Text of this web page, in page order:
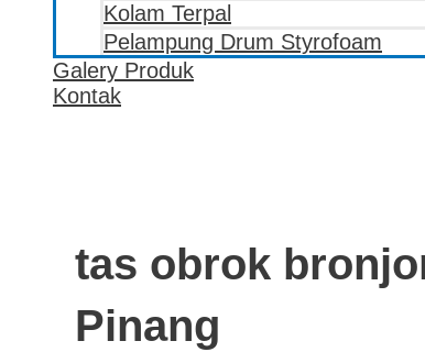
Kolam Terpal
Pelampung Drum Styrofoam
Galery Produk
Kontak
tas obrok
Pinang